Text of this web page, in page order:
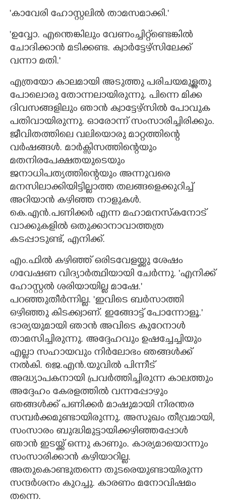
'കാവേരി ഹോസ്റ്റലിൽ താമസമാക്കി."
'ഉവ്വോ. എന്തെങ്കിലും വേണംച്ചിറ്റ്ണ്ടെങ്കിൽ
ചോദിക്കാൻ മടിക്കണ്ട. ക്വാർട്ടേഴ്സിലേക്ക്
വന്നാ മതി."
എത്രയോ കാലമായി അടുത്തു പരിചയമുള്ളതു
പോലൊരു തോന്നലായിരുന്നു. പിന്നെ മിക്ക
ദിവസങ്ങളിലും ഞാൻ ക്വാട്ടേഴ്സിൽ പോവുക
പതിവായിരുന്നു. ഓരോന്ന് സംസാരിച്ചിരിക്കും.
ജീവിതത്തിലെ വലിയൊരു മാറ്റത്തിന്റെ
വർഷങ്ങൾ. മാർക്സിസത്തിന്റെയും
മതനിരപേക്ഷതയുടെയും
ജനാധിപത്യത്തിന്റെയും അന്നുവരെ
മനസിലാക്കിയിട്ടില്ലാത്ത തലങ്ങളെക്കുറിച്ച്
അറിയാൻ കഴിഞ്ഞ നാളുകൾ.
കെ.എൻ.പണിക്കർ എന്ന മഹാമനസ്കനോട്
വാക്കുകളിൽ ഒതുക്കാനാവാത്തത്ര
കടപ്പാടുണ്ട്,​ എനിക്ക്.
എം.ഫിൽ കഴിഞ്ഞ് ഒരിടവേളയ്ക്കു ശേഷം
ഗവേഷണ വിദ്യാർത്ഥിയായി ചേർന്നു. 'എനിക്ക്
ഹോസ്റ്റൽ ശരിയായില്ല മാഷേ."
പറഞ്ഞുതീർന്നില്ല. 'ഇവിടെ ബർസാത്തി
ഒഴിഞ്ഞു കിടക്ക്വാണ്. ഇങ്ങോട്ട് പോന്നോളൂ."
ഭാര്യയുമായി ഞാൻ അവിടെ കുറേനാൾ
താമസിച്ചിരുന്നു. അദ്ദേഹവും ഉഷച്ചേച്ചിയും
എല്ലാ സഹായവും നിർലോഭം ഞങ്ങൾക്ക്
നൽകി. ജെ.എൻ.യുവിൽ പിന്നീട്
അദ്ധ്യാപകനായി പ്രവർത്തിച്ചിരുന്ന കാലത്തും
അദ്ദേഹം കേരളത്തിൽ വന്നപ്പോഴും
ഞങ്ങൾക്ക് പണിക്കർ മാഷുമായി നിരന്തര
സമ്പർക്കമുണ്ടായിരുന്നു. അസുഖം തീവ്രമായി,​
സംസാരം ബുദ്ധിമുട്ടായിക്കഴിഞ്ഞപ്പോൾ
ഞാൻ ഇടയ്ക്ക് ഒന്നു കാണും. കാര്യമായൊന്നും
സംസാരിക്കാൻ കഴിയാറില്ല.
അതുകൊണ്ടുതന്നെ തുടരെയുണ്ടായിരുന്ന
സന്ദർശനം കുറച്ചു. കാരണം മനോവിഷമം
തന്നെ.